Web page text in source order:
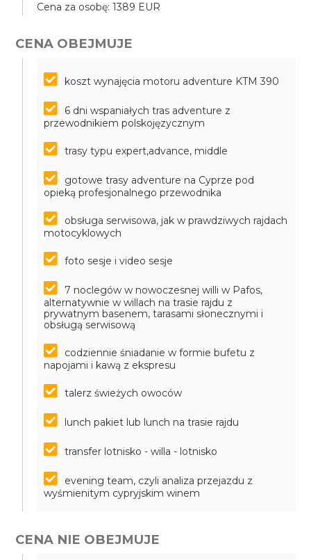
Cena za osobę: 1389 EUR
CENA OBEJMUJE
koszt wynajęcia motoru adventure KTM 390
6 dni wspaniałych tras adventure z
przewodnikiem polskojęzycznym
trasy typu expert,advance, middle
gotowe trasy adventure na Cyprze pod
opieką profesjonalnego przewodnika
obsługa serwisowa, jak w prawdziwych rajdach
motocyklowych
foto sesje i video sesje
7 noclegów w nowoczesnej willi w Pafos,
alternatywnie w willach na trasie rajdu z
prywatnym basenem, tarasami słonecznymi i
obsługą serwisową
codziennie śniadanie w formie bufetu z
napojami i kawą z ekspresu
talerz świeżych owoców
lunch pakiet lub lunch na trasie rajdu
transfer lotnisko - willa - lotnisko
evening team, czyli analiza przejazdu z
wyśmienitym cypryjskim winem
CENA NIE OBEJMUJE